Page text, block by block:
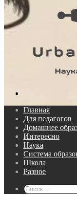
Главная
Для педагогов
Домашнее
Интересно
Наука
Система
Школа
Разное